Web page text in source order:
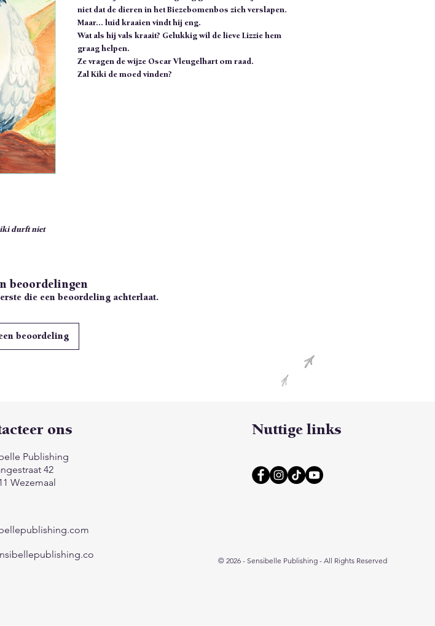
durft niet
niet dat de dieren in het Biezebomenbos zich verslapen.
Maar... luid kraaien vindt hij eng.
Wat als hij vals kraait? Gelukkig wil de lieve Lizzie hem
graag helpen.
Ze vragen de wijze Oscar Vleugelhart om raad.
Zal Kiki de moed vinden?
beoordelingen
die een beoordeling achterlaat.
beoordeling
ons
Publishing
42
Wezemaal
Nuttige links
© 2026 - Sensibelle Publishing - All Rights Reserved